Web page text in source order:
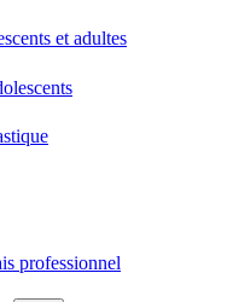
et adultes
professionnel